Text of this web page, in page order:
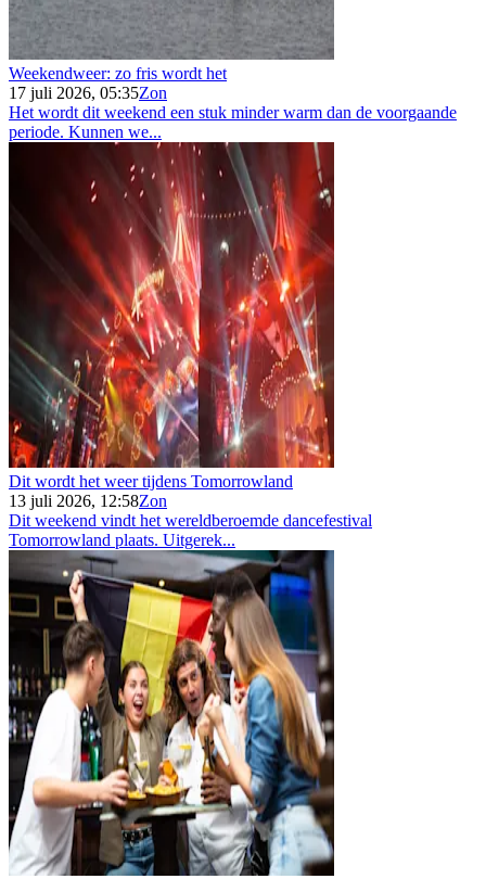
Weekendweer: zo fris wordt het
17 juli 2026, 05:35Zon
Het wordt dit weekend een stuk minder warm dan de voorgaande
periode. Kunnen we...
Dit wordt het weer tijdens Tomorrowland
13 juli 2026, 12:58Zon
Dit weekend vindt het wereldberoemde dancefestival
Tomorrowland plaats. Uitgerek...